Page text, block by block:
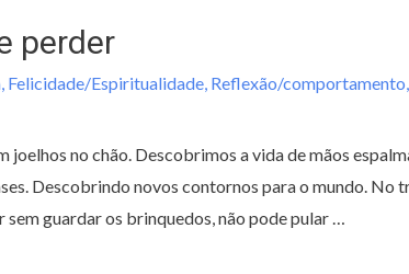
perder
, Felicidade/Espiritualidade, Reflexão/comportamento
joelhos no chão. Descobrimos a vida de mãos
Descobrindo novos contornos para o mundo.
guardar os brinquedos, não pode pular …